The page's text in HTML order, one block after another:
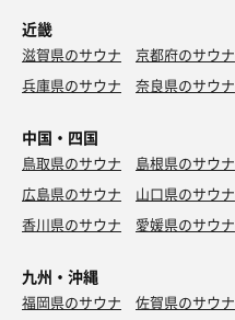
近畿
滋賀県のサウナ 京都府のサウナ
兵庫県のサウナ
奈良県のサウナ
中国・四国
鳥取県のサウナ 島根県のサウナ
広島県のサウナ
山口県のサウナ
香川県のサウナ
愛媛県のサウナ
九州・沖縄
福岡県のサウナ 佐賀県のサウナ